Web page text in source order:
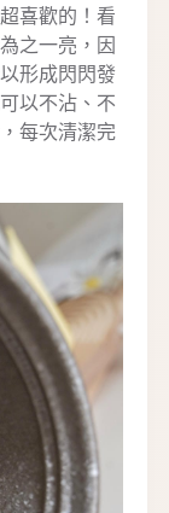
喜歡的！看
之一亮，因
形成閃閃發
以不沾、不
每次清潔完